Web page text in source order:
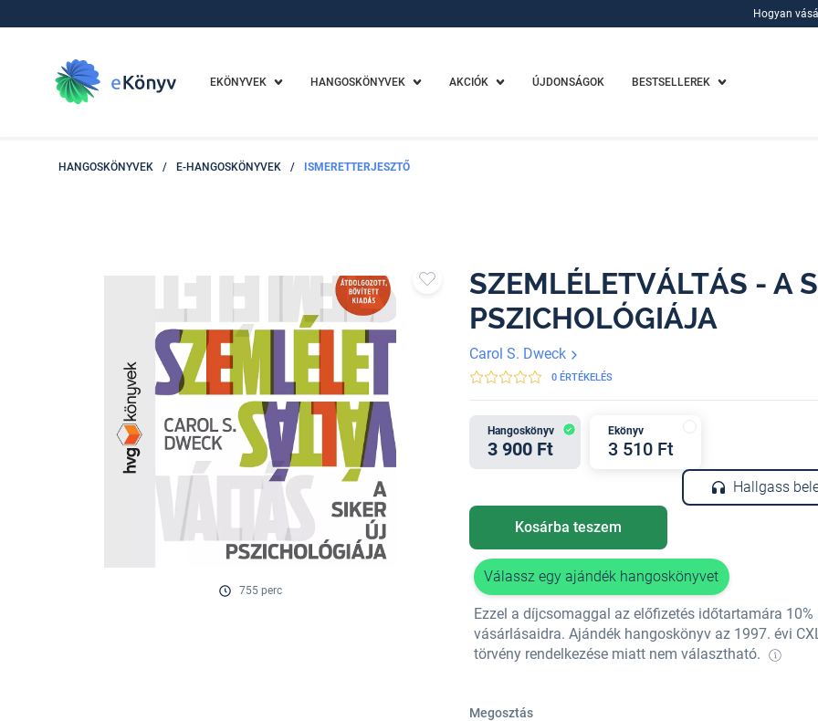
Hogyan
EKÖNYVEK HANGOSKÖNYVEK AKCIÓK ÚJDONSÁGOK BESTSELLEREK
HANGOSKÖNYVEK / E-HANGOSKÖNYVEK / ISMERETTERJESZTŐ
755 perc
SZEMLÉLETVÁLTÁS - A
PSZICHOLÓGIÁJA
Carol S. Dweck
0 ÉRTÉKELÉS
Hangoskönyv
3 900 Ft
Ekönyv
3 510 Ft
Kosárba teszem
Hallgass
Válassz egy ajándék hangoskönyvet
Ezzel a díjcsomaggal az előfizetés időtartamára
vásárlásaidra. Ajándék hangoskönyv az 1997. évi
törvény rendelkezése miatt nem választható.
Megosztás